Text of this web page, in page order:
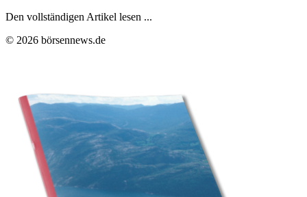
Den vollständigen Artikel lesen ...
© 2026 börsennews.de